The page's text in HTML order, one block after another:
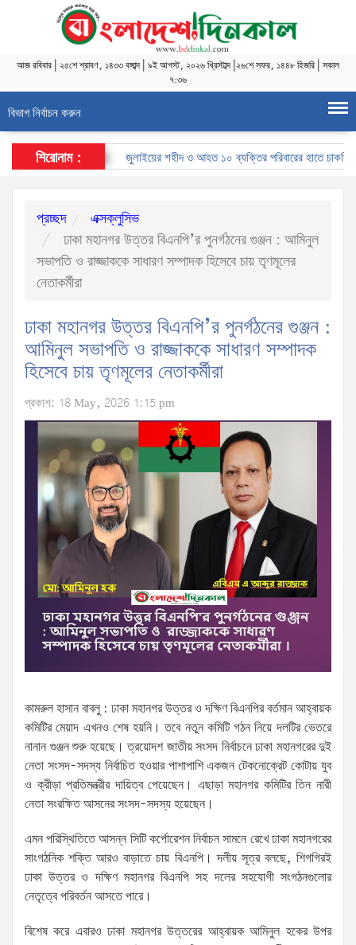
আজরবিবার ২৫শে শ্রাবণ, ১৪৩৩ বঙ্গাব্দ| ৯ই আগস্ট, ২০২৬ খ্রিস্টাব্দ| ২৬শে সফর, ১৪৪৮ হিজরি সকাল
৭:৩৬
বিভাগ নির্বাচন করুন
শিরোনাম : জুলাইয়ের শহীদ ও আহত ১০ ব্যক্তির পরিবারের হাতে চাকরির
প্রচ্ছদ
এক্সক্লুসিভ
ঢাকা মহানগর উত্তর বিএনপি’র পুনর্গঠনের গুঞ্জন : আমিনুল
সভাপতি ও রাজ্জাককে সাধারণ সম্পাদক হিসেবে চায় তৃণমূলের
নেতাকর্মীরা
ঢাকা মহানগর উত্তর বিএনপি’র পুনর্গঠনের গুঞ্জন :
আমিনুল সভাপতি ও রাজ্জাককে সাধারণ সম্পাদক
হিসেবে চায় তৃণমূলের নেতাকর্মীরা
প্রকাশ: 18 May, 2026 1:15 pm
কামরুল হাসান বাবলু : ঢাকা মহানগর উত্তর ও দক্ষিণ বিএনপির বর্তমান আহ্বায়ক
কমিটির মেয়াদ এখনও শেষ হয়নি। তবে নতুন কমিটি গঠন নিয়ে দলটির ভেতরে
নানান গুঞ্জন শুরু হয়েছে। ত্রয়োদশ জাতীয় সংসদ নির্বাচনে ঢাকা মহানগরের দুই
নেতা সংসদ-সদস্য নির্বাচিত হওয়ার পাশাপাশি একজন টেকনোক্রেট কোটায় যুব
ও ক্রীড়া প্রতিমন্ত্রীর দায়িত্ব পেয়েছেন। এছাড়া মহানগর কমিটির তিন নারী
নেতা সংরক্ষিত আসনের সংসদ-সদস্য হয়েছেন।
এমন পরিস্থিতিতে আসন্ন সিটি কর্পোরেশন নির্বাচন সামনে রেখে ঢাকা মহানগরের
সাংগঠনিক শক্তি আরও বাড়াতে চায় বিএনপি। দলীয় সূত্র বলছে, শিগগিরই
ঢাকা উত্তর ও দক্ষিণ মহানগর বিএনপি সহ দলের সহযোগী সংগঠনগুলোর
নেতৃত্বে পরিবর্তন আসতে পারে।
বিশেষ করে এবারও ঢাকা মহানগর উত্তরের আহ্বায়ক আমিনুল হকের উপর